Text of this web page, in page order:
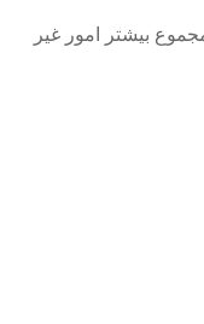
بیشتر امور غیر